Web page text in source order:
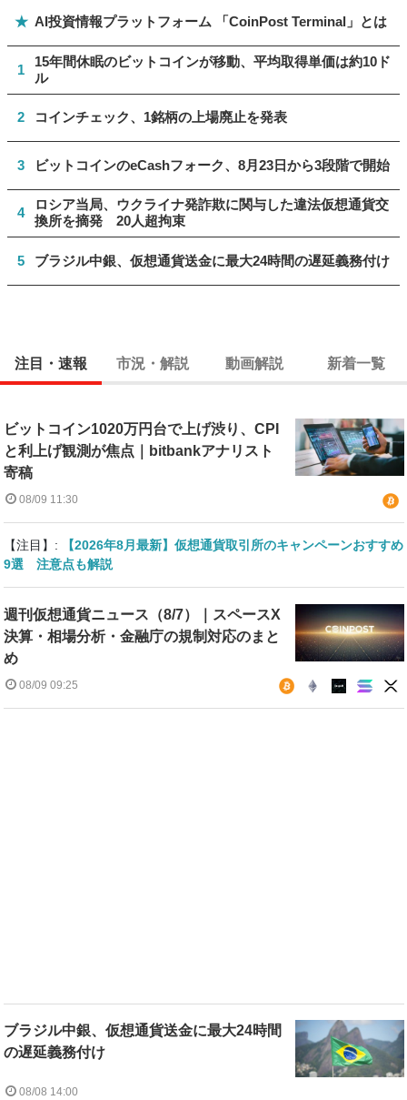
★ AI投資情報プラットフォーム 「CoinPost Terminal」とは
1
15年間休眠のビットコインが移動、平均取得単価は約10ド
ル
2 コインチェック、1銘柄の上場廃止を発表
3 ビットコインのeCashフォーク、8月23日から3段階で開始
4
ロシア当局、ウクライナ発詐欺に関与した違法仮想通貨交
換所を摘発 20人超拘束
5 ブラジル中銀、仮想通貨送金に最大24時間の遅延義務付け
注目・速報 市況・解説 動画解説 新着一覧
ビットコイン1020万円台で上げ渋り、CPI
と利上げ観測が焦点｜bitbankアナリスト
寄稿
08/09 11:30
【注目】:
【2026年8月最新】仮想通貨取引所のキャンペーンおすすめ
9選 注意点も解説
週刊仮想通貨ニュース（8/7）｜スペースX
決算・相場分析・金融庁の規制対応のまと
め
08/09 09:25
ブラジル中銀、仮想通貨送金に最大24時間
の遅延義務付け
08/08 14:00